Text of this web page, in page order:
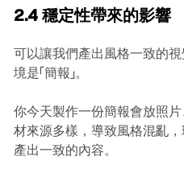
2.4 穩定性帶來的影響
可以讓我們產出風格一致的
境是「簡報」。
你今天製作一份簡報會放照
材來源多樣，導致風格混亂
產出一致的內容。